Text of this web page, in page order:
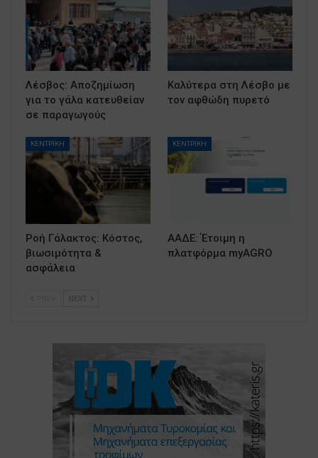
Λέσβος: Αποζημίωση
για το γάλα κατευθείαν
σε παραγωγούς
Καλύτερα στη Λέσβο με
τον αφθώδη πυρετό
ΚΕΝΤΡΙΚΗ
Ροή Γάλακτος: Κόστος,
βιωσιμότητα &
ασφάλεια
ΚΕΝΤΡΙΚΗ
ΑΑΔΕ: Έτοιμη η
πλατφόρμα myAGRO
NEXT